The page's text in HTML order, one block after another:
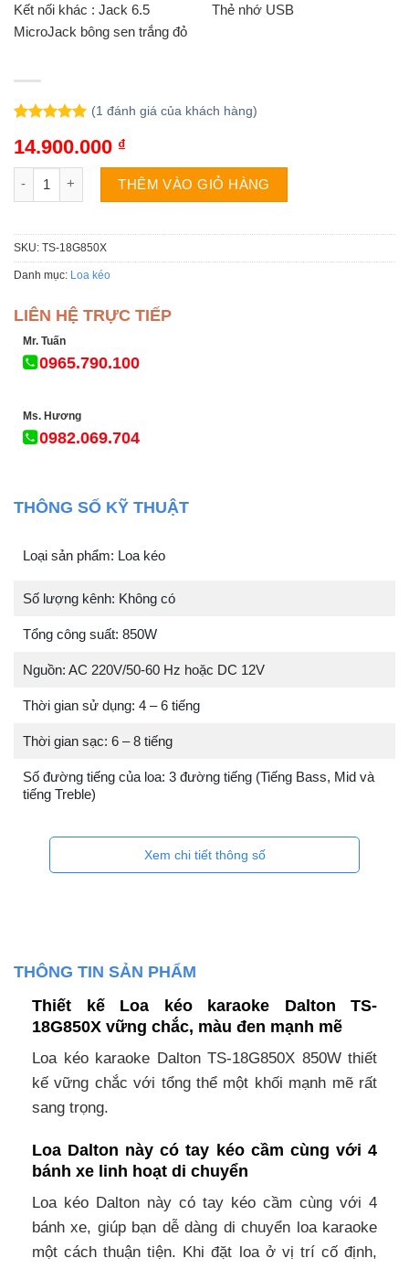
Kết nối khác : Jack 6.5
MicroJack bông sen trắng đỏ
Thẻ nhớ USB
dựa trên
(1 đánh giá của khách hàng)
14.900.000 ₫
Loa Karaoke Dalton TS-18G850X số lượng
THÊM VÀO GIỎ HÀNG
SKU: TS-18G850X
Danh mục: Loa kéo
LIÊN HỆ TRỰC TIẾP
Mr. Tuấn
0965.790.100
Ms. Hương
0982.069.704
THÔNG SỐ KỸ THUẬT
Loại sản phẩm: Loa kéo
Số lượng kênh: Không có
Tổng công suất: 850W
Nguồn: AC 220V/50-60 Hz hoặc DC 12V
Thời gian sử dụng: 4 – 6 tiếng
Thời gian sạc: 6 – 8 tiếng
Số đường tiếng của loa: 3 đường tiếng (Tiếng Bass, Mid và
tiếng Treble)
Xem chi tiết thông số
THÔNG TIN SẢN PHẨM
Thiết kế Loa kéo karaoke Dalton TS-
18G850X vững chắc, màu đen mạnh mẽ
Loa kéo karaoke Dalton TS-18G850X 850W thiết
kế vững chắc với tổng thể một khối mạnh mẽ rất
sang trọng.
Loa Dalton này có tay kéo cầm cùng với 4
bánh xe linh hoạt di chuyển
Loa kéo Dalton này có tay kéo cầm cùng với 4
bánh xe, giúp bạn dễ dàng di chuyển loa karaoke
một cách thuận tiện. Khi đặt loa ở vị trí cố định,